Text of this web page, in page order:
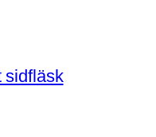
sidfläsk